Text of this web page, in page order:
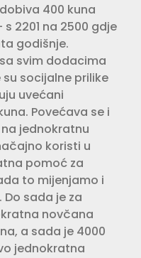
400 kuna
2201 na 2500 gdje
godišnje.
svim dodacima
su socijalne prilike
uvećani
Povećava se i
jednokratnu
koristi u
pomoć za
to mijenjamo i
sada je za
novčana
a sada je 4000
jednokratna